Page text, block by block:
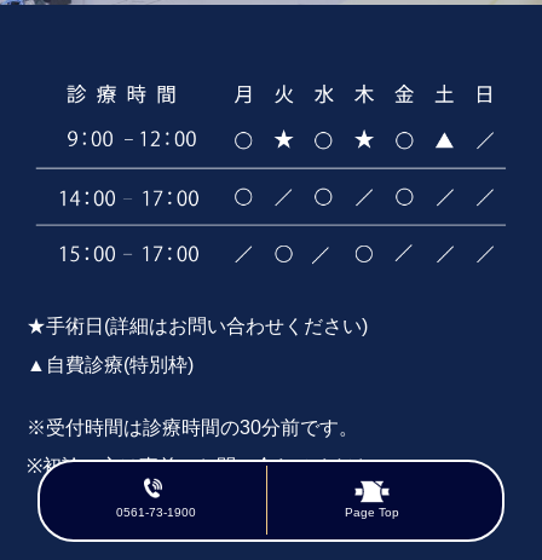
★手術日(詳細はお問い合わせください)
▲自費診療(特別枠)
※受付時間は診療時間の30分前です。
※初診の方は事前にお問い合わせください。
※外来完全予約制
0561-73-1900 Page Top